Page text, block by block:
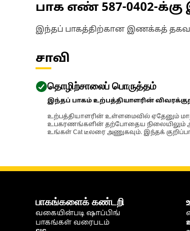
பாக எண் 587-0402-
இந்தப் பாகத்திற்கான இணக்கத்
சாவி
தொழிற்சாலைப் பொருத்தம்
இந்தப் பாகம் உற்பத்தியாளரின்
உற்பத்தியாளரின் உள்ளமைவில் ஏதேனும்
உபகரணங்களின் தற்போதைய நிலையிலும்
உங்கள் Cat டீலரை அணுகவும். இந்தக்
பாகங்களைக் கண்டறி
வகையின்படி ஷாப்பிங்
பாகங்கள் வரைபடம்